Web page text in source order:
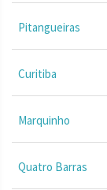
Pitangueiras
Curitiba
Marquinho
Quatro Barras